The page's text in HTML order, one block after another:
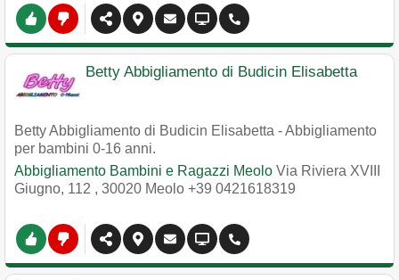
Betty Abbigliamento di Budicin Elisabetta
Betty Abbigliamento di Budicin Elisabetta - Abbigliamento
per bambini 0-16 anni.
Abbigliamento Bambini e Ragazzi Meolo Via Riviera XVIII
Giugno, 112 , 30020 Meolo +39 0421618319